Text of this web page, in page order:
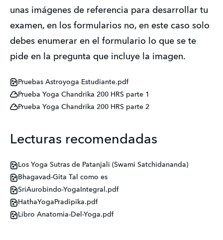
unas imágenes de referencia para desarrollar tu
examen, en los formularios no, en este caso solo
debes enumerar en el formulario lo que se te
pide en la pregunta que incluye la imagen.
Pruebas Astroyoga Estudiante.pdf
Prueba Yoga Chandrika 200 HRS parte 1
Prueba Yoga Chandrika 200 HRS parte 2
Lecturas recomendadas
Los Yoga Sutras de Patanjali (Swami Satchidananda)
Bhagavad-Gita Tal como es
SriAurobindo-YogaIntegral.pdf
HathaYogaPradipika.pdf
Libro Anatomia-Del-Yoga.pdf